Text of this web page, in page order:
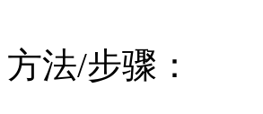
方法/步骤：